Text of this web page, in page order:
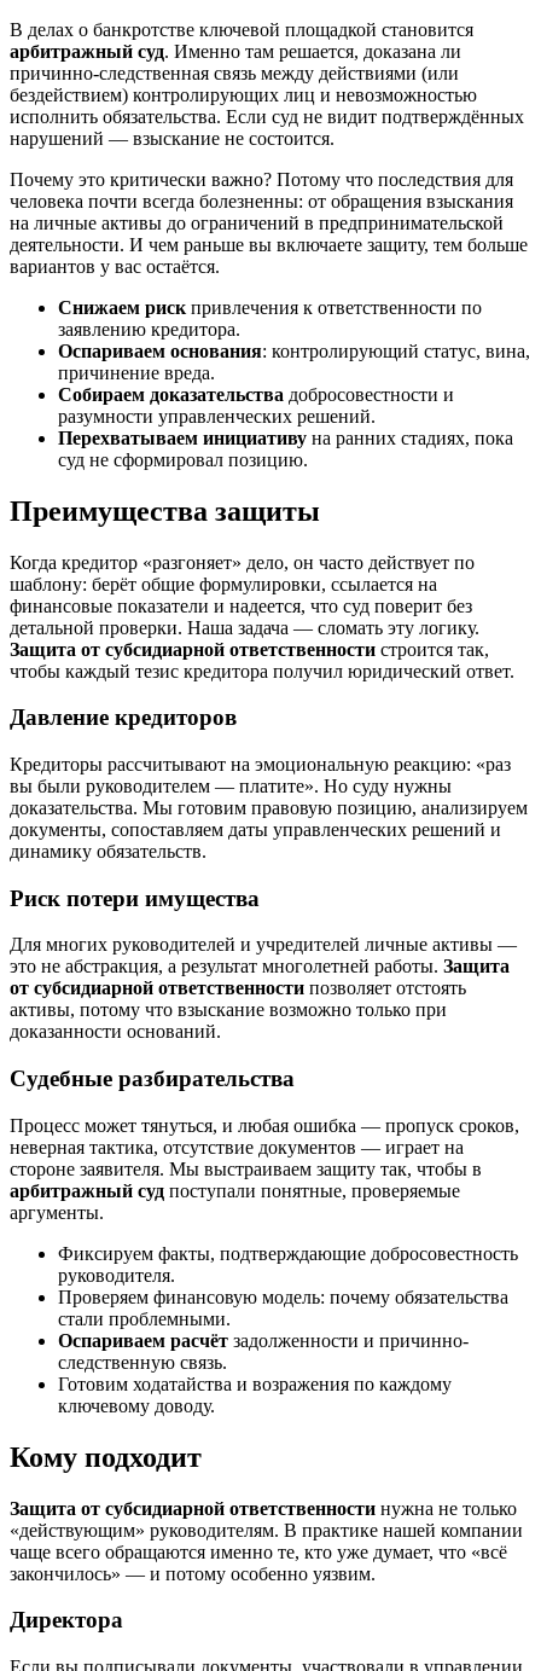
В делах о банкротстве ключевой площадкой становится
арбитражный суд. Именно там решается, доказана ли
причинно-следственная связь между действиями (или
бездействием) контролирующих лиц и невозможностью
исполнить обязательства. Если суд не видит подтверждённых
нарушений — взыскание не состоится.
Почему это критически важно? Потому что последствия для
человека почти всегда болезненны: от обращения взыскания
на личные активы до ограничений в предпринимательской
деятельности. И чем раньше вы включаете защиту, тем больше
вариантов у вас остаётся.
Снижаем риск привлечения к ответственности по
заявлению кредитора.
Оспариваем основания: контролирующий статус, вина,
причинение вреда.
Собираем доказательства добросовестности и
разумности управленческих решений.
Перехватываем инициативу на ранних стадиях, пока
суд не сформировал позицию.
Преимущества защиты
Когда кредитор «разгоняет» дело, он часто действует по
шаблону: берёт общие формулировки, ссылается на
финансовые показатели и надеется, что суд поверит без
детальной проверки. Наша задача — сломать эту логику.
Защита от субсидиарной ответственности строится так,
чтобы каждый тезис кредитора получил юридический ответ.
Давление кредиторов
Кредиторы рассчитывают на эмоциональную реакцию: «раз
вы были руководителем — платите». Но суду нужны
доказательства. Мы готовим правовую позицию, анализируем
документы, сопоставляем даты управленческих решений и
динамику обязательств.
Риск потери имущества
Для многих руководителей и учредителей личные активы —
это не абстракция, а результат многолетней работы. Защита
от субсидиарной ответственности позволяет отстоять
активы, потому что взыскание возможно только при
доказанности оснований.
Судебные разбирательства
Процесс может тянуться, и любая ошибка — пропуск сроков,
неверная тактика, отсутствие документов — играет на
стороне заявителя. Мы выстраиваем защиту так, чтобы в
арбитражный суд поступали понятные, проверяемые
аргументы.
Фиксируем факты, подтверждающие добросовестность
руководителя.
Проверяем финансовую модель: почему обязательства
стали проблемными.
Оспариваем расчёт задолженности и причинно-
следственную связь.
Готовим ходатайства и возражения по каждому
ключевому доводу.
Кому подходит
Защита от субсидиарной ответственности нужна не только
«действующим» руководителям. В практике нашей компании
чаще всего обращаются именно те, кто уже думает, что «всё
закончилось» — и потому особенно уязвим.
Директора
Если вы подписывали документы, участвовали в управлении,